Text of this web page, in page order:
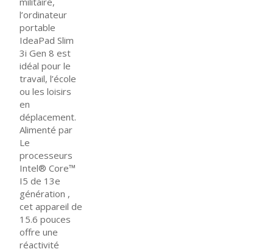
l’ordinateur
portable
IdeaPad Slim
3i Gen 8 est
idéal pour le
travail, l’école
ou les loisirs
en
déplacement.
Alimenté par
Le
processeurs
Intel® Core™
I5 de 13e
génération ,
cet appareil de
15.6 pouces
offre une
réactivité